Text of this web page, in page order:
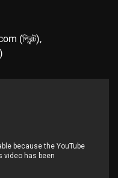
(প্রিন্ট),